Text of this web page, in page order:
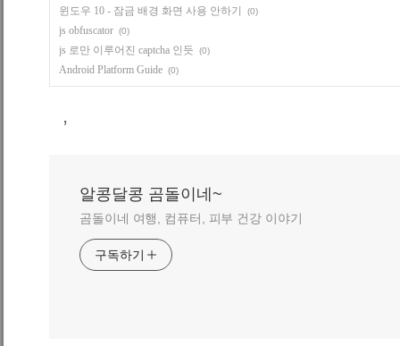
윈도우 10 - 잠금 배경 화면 사용 안하기 (0)
js obfuscator (0)
js 로만 이루어진 captcha 인듯 (0)
Android Platform Guide (0)
,
알콩달콩 곰돌이네~
곰돌이네 여행, 컴퓨터, 피부 건강 이야기
구독하기